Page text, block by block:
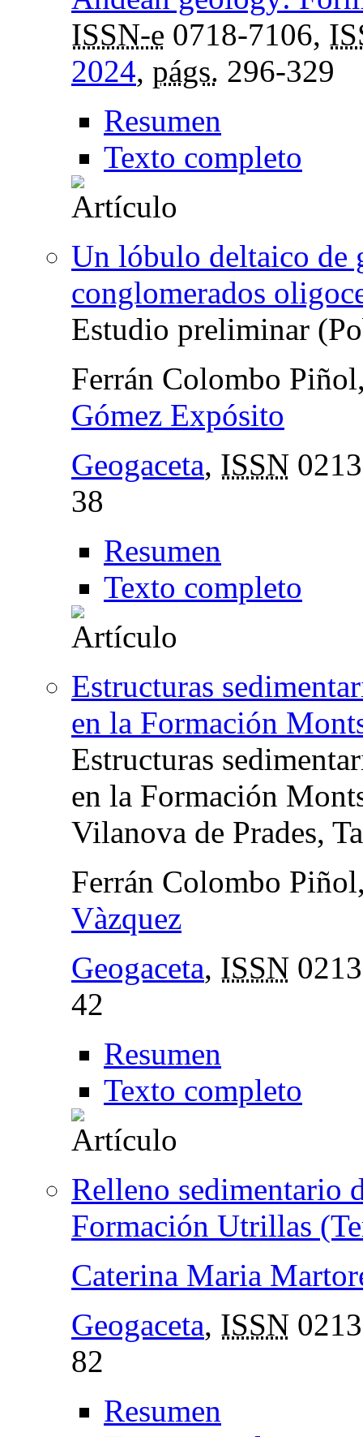
ISSN-e 0718-7106,
2024, págs. 296-329
Resumen
Texto completo
Un lóbulo deltaico de
conglomerados
Estudio preliminar
Ferrán Colombo
Gómez Expósito
Geogaceta, ISSN
38
Resumen
Texto completo
Estructuras
en la Formación
Estructuras
en la Formación
Vilanova de Prades,
Ferrán Colombo
Vàzquez
Geogaceta, ISSN
42
Resumen
Texto completo
Relleno sedimentario
Formación Utrillas
Caterina Maria
Geogaceta, ISSN
82
Resumen